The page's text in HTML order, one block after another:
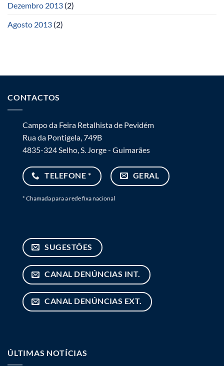
Dezembro 2013 (2)
Agosto 2013 (2)
CONTACTOS
Campo da Feira Retalhista de Pevidém
Rua da Pontigela, 749B
4835-324 Selho, S. Jorge - Guimarães
TELEFONE * GERAL
* Chamada para a rede fixa nacional
SUGESTÕES
CANAL DENÚNCIAS INT.
CANAL DENÚNCIAS EXT.
ÚLTIMAS NOTÍCIAS